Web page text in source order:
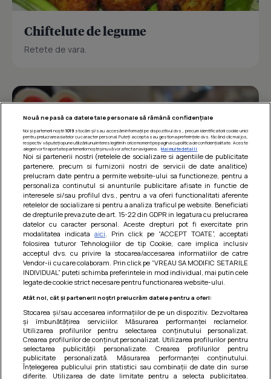
Chiftelute de legume
Retete de vara.
Barcute din vinete cu arpagic rosu
Un deliciu usor de preparat!
Nouă ne pasă ca datele tale personale să rămână confidențiale
Noi și partenerii noștri 1019stocăm și/sau accesăm informații pe dispozitivul dvs., precum identificatorii cookie unici
pentru prelucrarea datelor cu caracter personal. Puteți accepta sau gestiona preferințele dvs. făcând clic mai jos,
respectiv vă puteți opune utilizării unui interes legitim în orice moment pe pagina cu politica de confidențialitate. Aceste
alegeri vor fi raportate partenerilor noștri și nu vă vor afecta navigarea.
Mai multe detalii
Noi si partenerii nostri (retelele de socializare si agentiile de publicitate
partenere, precum si furnizorii nostri de servicii de date analitice)
prelucram date pentru a permite website-ului sa functioneze, pentru a
personaliza continutul si anunturile publicitare afisate in functie de
interesele si/sau profilul dvs., pentru a va oferi functionalitati aferente
retelelor de socializare si pentru a analiza traficul pe website. Beneficiati
de drepturile prevazute de art. 15-22 din GDPR in legatura cu prelucrarea
datelor cu caracter personal. Aceste drepturi pot fi exercitate prin
modalitatea indicataaici . Prin click pe “ACCEPT TOATE”, acceptati
folosirea tuturor Tehnologiilor de tip Cookie, care implica inclusiv
acceptul dvs. cu privire la stocarea/accesarea informatiilor de catre
Vendor-ii cu care colaboram. Prin click pe “VREAU SA MODIFIC SETARILE
INDIVIDUAL” puteti schimba preferintele in mod individual, mai putin cele
legate de cookie strict necesare pentru functionarea website-ului.
Atât noi, cât și partenerii noștri prelucrăm datele pentru a oferi:
Stocarea și/sau accesarea informațiilor de pe un dispozitiv. Dezvoltarea
și îmbunătățirea serviciilor. Măsurarea performanței reclamelor.
Utilizarea profilurilor pentru selectarea conținutului personalizat.
Crearea profilurilor de conținut personalizat. Utilizarea profilurilor pentru
selectarea publicității personalizate. Crearea profilurilor pentru
publicitate personalizată. Măsurarea performanței conținutului.
Înțelegerea publicului prin statistici sau combinații de date din surse
diferite. Utilizarea de date limitate pentru a selecta publicitatea.